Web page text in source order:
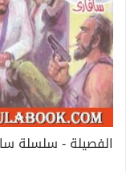
الفصيلة - سلسلة